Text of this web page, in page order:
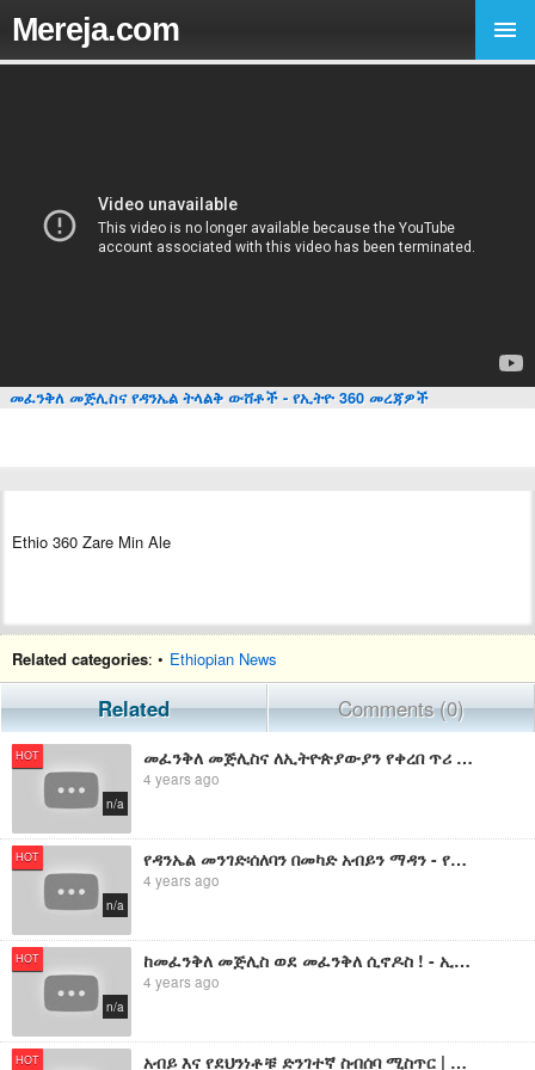
Mereja.com
መፈንቅለ መጅሊስና የዳንኤል ትላልቅ ውሸቶች - የኢትዮ 360 መረጃዎች
Ethio 360 Zare Min Ale
Related categories: • Ethiopian News
Related Comments (0)
HOT
n/a
መፈንቅለ መጅሊስና ለኢትዮጵያውያን የቀረበ ጥሪ - የኢትዮ 360 መረጃዎች
4 years ago
HOT
n/a
የዳንኤል መንገድ፡ሰለባን በመካድ አብይን ማዳን - የኢትዮ 360 መረጃዎች
4 years ago
HOT
n/a
ከመፈንቅለ መጅሊስ ወደ መፈንቅለ ሲኖዶስ ! - ኢትዮ 360 መረጃዎች
4 years ago
HOT አብይ እና የደህንነቶቹ ድንገተኛ ስብሰባ ሚስጥር | ከሱዳን መፈንቅለ መንግስት ጀርባ ያሉት ስውር አካላት | የሱዳን መፈንቅለ መንግስት እና የኢትዮጵያ ሚና?